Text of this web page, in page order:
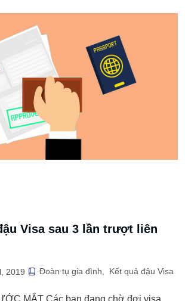
Visa sau 3 lần trượt liên
2019 Đoàn tụ gia đình, Kết quả đậu Visa
MẮT Các bạn đang chờ đợi visa